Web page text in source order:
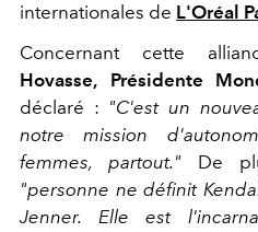
internationales de L'Oréal
Concernant cette
Hovasse,
Présidente
déclaré : "C'est un
notre mission
femmes, partout." De
"personne ne définit
Jenner. Elle est